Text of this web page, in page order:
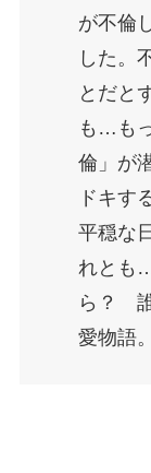
が不倫
した。
とだと
も…も
倫」が
ドキす
平穏な
れとも
ら？
愛物語